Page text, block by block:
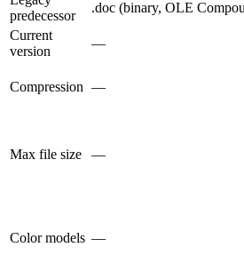
predecessor
.doc (binary, OLE
Current
version
—
Compression —
Max file size —
Color models —